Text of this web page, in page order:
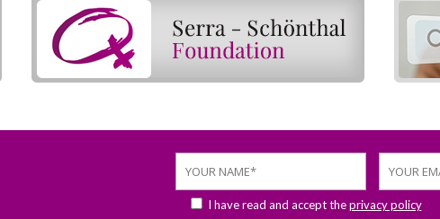
I have read and accept theprivacy policy